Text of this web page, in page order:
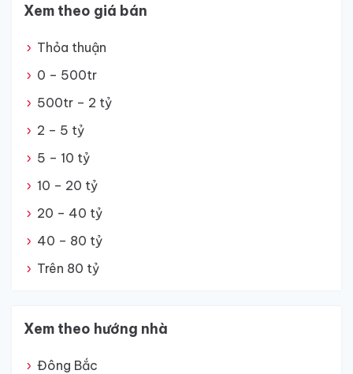
Xem theo giá bán
Thỏa thuận
0 – 500tr
500tr – 2 tỷ
2 – 5 tỷ
5 – 10 tỷ
10 – 20 tỷ
20 – 40 tỷ
40 – 80 tỷ
Trên 80 tỷ
Xem theo hướng nhà
Đông Bắc